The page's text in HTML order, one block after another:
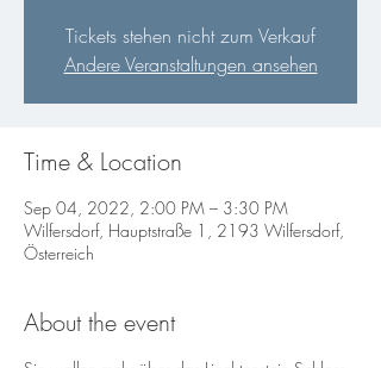
Tickets stehen nicht zum Verkauf
Andere Veranstaltungen ansehen
Time & Location
Sep 04, 2022, 2:00 PM – 3:30 PM
Wilfersdorf, Hauptstraße 1, 2193 Wilfersdorf,
Österreich
About the event